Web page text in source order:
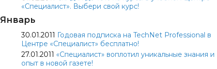
«Специалист». Выбери свой курс!
Январь
30.01.2011 Годовая подписка на TechNet Professional в
Центре «Специалист» бесплатно!
27.01.2011 «Специалист» воплотил уникальные знания и
опыт в новой газете!